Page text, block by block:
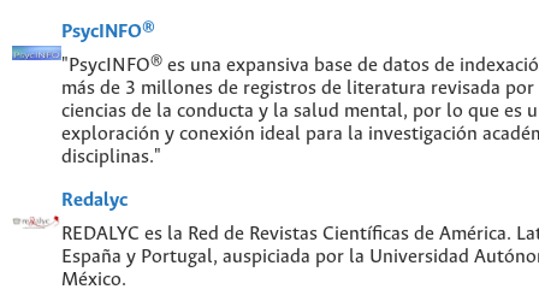
PsycINFO®
"PsycINFO® es una expansiva base de datos de
más de 3 millones de registros de literatura revisada por
ciencias de la conducta y la salud mental, por lo que es
exploración y conexión ideal para la investigación
disciplinas."
Redalyc
REDALYC es la Red de Revistas Científicas de América.
España y Portugal, auspiciada por la Universidad
México.